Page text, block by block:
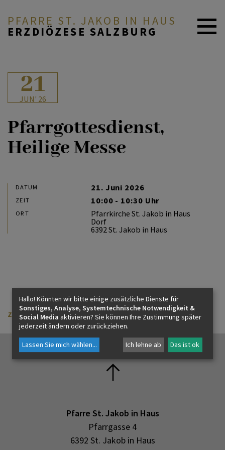
PFARRE ST. JAKOB IN HAUS
ERZDIÖZESE SALZBURG
PFARRE & TEAM
GLAUBE & FEIERN
GRUPPEN & ANGEBOTE
BESINNUNGSWEG
21
JUN' 26
Pfarrgottesdienst,
Heilige Messe
DATUM 21. Juni 2026
ZEIT 10:00 - 10:30 Uhr
ORT
Pfarrkirche St. Jakob in Haus
Dorf
6392 St. Jakob in Haus
zurück
Pfarre St. Jakob in Haus
Pfarrgasse 4
6392 St. Jakob in Haus
Hallo! Könnten wir bitte einige zusätzliche Dienste für
Sonstiges, Analyse, Systemtechnische Notwendigkeit &
Social Media aktivieren? Sie können Ihre Zustimmung später
jederzeit ändern oder zurückziehen.
Lassen Sie mich wählen... Ich lehne ab Das ist ok